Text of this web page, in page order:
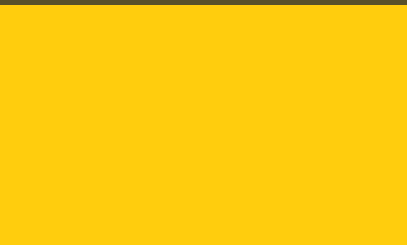
Besuchen Sie uns auf: